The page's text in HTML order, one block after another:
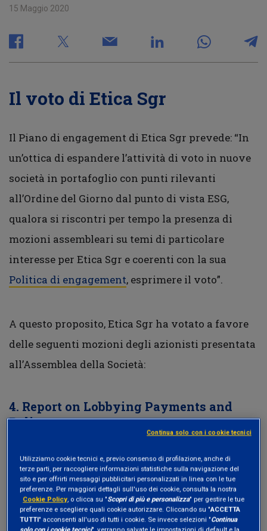
15 Maggio 2020
Il voto di Etica Sgr
Il Piano di engagement di Etica Sgr prevede: “In
un’ottica di espandere l’attività di voto in nuove
società in portafoglio con punti rilevanti
all’Ordine del Giorno dal punto di vista ESG,
qualora si riscontri per tempo la presenza di
mozioni assembleari su temi di particolare
interesse per Etica Sgr e coerenti con la sua
Politica di engagement, esprimere il voto”.
A questo proposito, Etica Sgr ha votato a favore
delle seguenti mozioni degli azionisti presentata
all’Assemblea della Società:
4. Report on Lobbying Payments and
Policy
di mozione degli azionisti per altre società
americane, Etica Sgr ha votato a favore della
proposta che richiede alla società di pubblicare
Utilizziamo cookie tecnici e, previo consenso di profilazione, anche di
terze parti, per raccogliere informazioni statistiche sulla navigazione del
sito e per offrirti messaggi pubblicitari personalizzati in linea con le tue
preferenze. Per maggiori dettagli sull'uso dei cookie, consulta la nostra
Cookie Policy, o clicca su "Scopri di più e personalizza" per gestire le tue
preferenze e scegliere quali cookie autorizzare. Cliccando su "ACCETTA
TUTTI" acconsenti all'uso di tutti i cookie. Se invece selezioni "Continua
Continua solo con i cookie tecnici